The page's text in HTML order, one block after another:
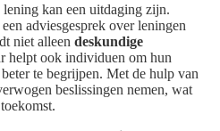
kan een uitdaging zijn.
adviesgesprek over leningen
niet alleen deskundige
helpt ook individuen om hun
te begrijpen. Met de hulp van
beslissingen nemen, wat